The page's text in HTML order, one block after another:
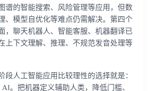
谱的智能搜索、风险管理等应用，但数
、模型自优化等难点仍需解决。第四个
，聊天机器人、智能客服、机器翻译已
上下文理解、推理、不规范发音处理等
人工智能应用比较理性的选择就是：
。把机器定义辅助人类，降低门槛、